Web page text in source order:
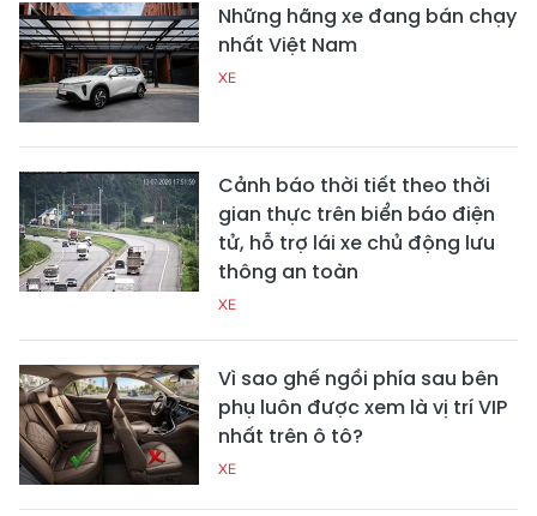
Những hãng xe đang bán chạy
nhất Việt Nam
XE
Cảnh báo thời tiết theo thời
gian thực trên biển báo điện
tử, hỗ trợ lái xe chủ động lưu
thông an toàn
XE
Vì sao ghế ngồi phía sau bên
phụ luôn được xem là vị trí VIP
nhất trên ô tô?
XE